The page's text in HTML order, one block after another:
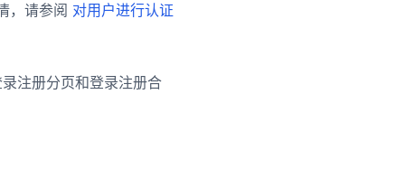
，请参阅 对用户进行认证
注册分页和登录注册合